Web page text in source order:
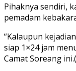
Pihaknya sendiri,
pemadam
“Kalaupun
siap 1×24 jam
Camat Soreang